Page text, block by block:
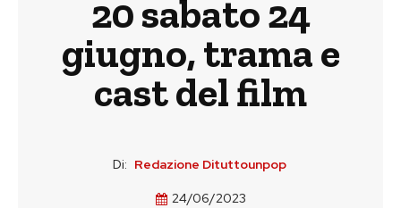
20 sabato 24
giugno, trama e
cast del film
Di: Redazione Dituttounpop
24/06/2023